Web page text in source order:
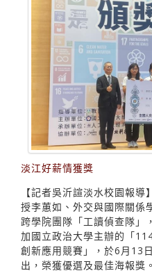
淡江好薪情獲獎
【記者吳沂諠淡水校園報
授李蕙如、外交與國際關係
跨學院團隊「工讀偵查隊」
加國立政治大學主辦的「
創新應用競賽」，於6月13
出，榮獲優選及最佳海報獎。